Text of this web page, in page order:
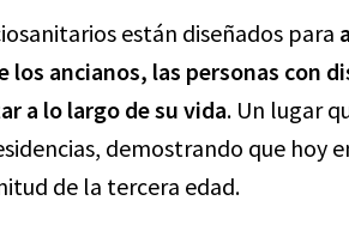
están diseñados para
los ancianos, las personas con
a lo largo de su vida. Un lugar
demostrando que hoy
de la tercera edad.